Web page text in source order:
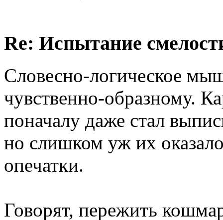
Re: Испытание
Словесно-логическое
чувственно-образному.
поначалу даже стал
но слишком уж их
опечатки.
Говорят, пережить